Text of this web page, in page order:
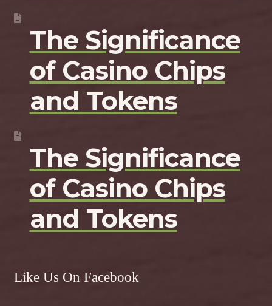
The Significance
of Casino Chips
and Tokens
The Significance
of Casino Chips
and Tokens
Like Us On Facebook